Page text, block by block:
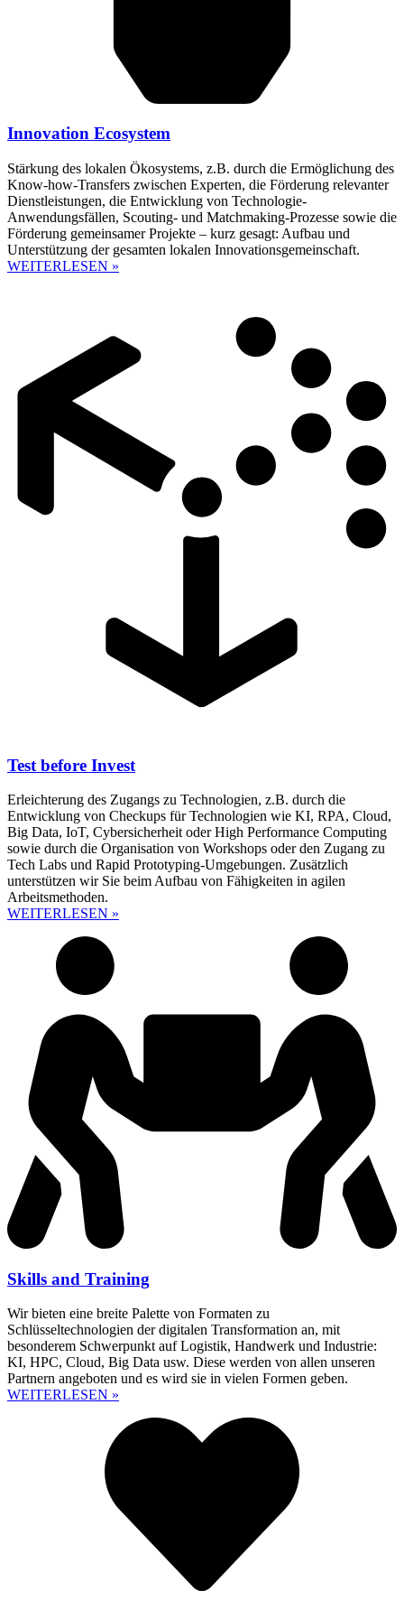
Innovation Ecosystem
Stärkung des lokalen Ökosystems, z.B. durch die Ermöglichung des
Know-how-Transfers zwischen Experten, die Förderung relevanter
Dienstleistungen, die Entwicklung von Technologie-
Anwendungsfällen, Scouting- und Matchmaking-Prozesse sowie die
Förderung gemeinsamer Projekte – kurz gesagt: Aufbau und
Unterstützung der gesamten lokalen Innovationsgemeinschaft.
WEITERLESEN »
Test before Invest
Erleichterung des Zugangs zu Technologien, z.B. durch die
Entwicklung von Checkups für Technologien wie KI, RPA, Cloud,
Big Data, IoT, Cybersicherheit oder High Performance Computing
sowie durch die Organisation von Workshops oder den Zugang zu
Tech Labs und Rapid Prototyping-Umgebungen. Zusätzlich
unterstützen wir Sie beim Aufbau von Fähigkeiten in agilen
Arbeitsmethoden.
WEITERLESEN »
Skills and Training
Wir bieten eine breite Palette von Formaten zu
Schlüsseltechnologien der digitalen Transformation an, mit
besonderem Schwerpunkt auf Logistik, Handwerk und Industrie:
KI, HPC, Cloud, Big Data usw. Diese werden von allen unseren
Partnern angeboten und es wird sie in vielen Formen geben.
WEITERLESEN »